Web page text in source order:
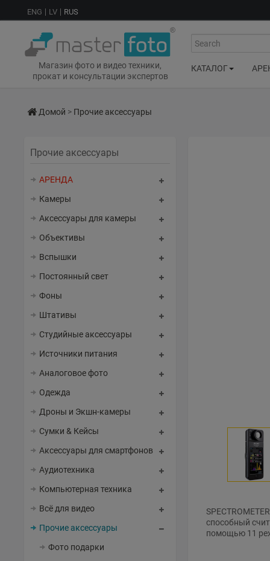
ENG LV RUS
Магазин фото и видео техники,
прокат и консультации экспертов
Search
КАТАЛОГ
Домой > Прочие аксессуары
Прочие аксессуары
АРЕНДА
Камеры
Аксессуары для камеры
Объективы
Вспышки
Постоянный свет
Фоны
Штативы
Студийные аксессуары
Источники питания
Аналоговое фото
Одежда
Дроны и Экшн-камеры
Сумки & Кейсы
Аксессуары для смартфонов
Аудиотехника
Компьютерная техника
Всё для видео
Прочие аксессуары
Фото подарки
способный
помощью 11